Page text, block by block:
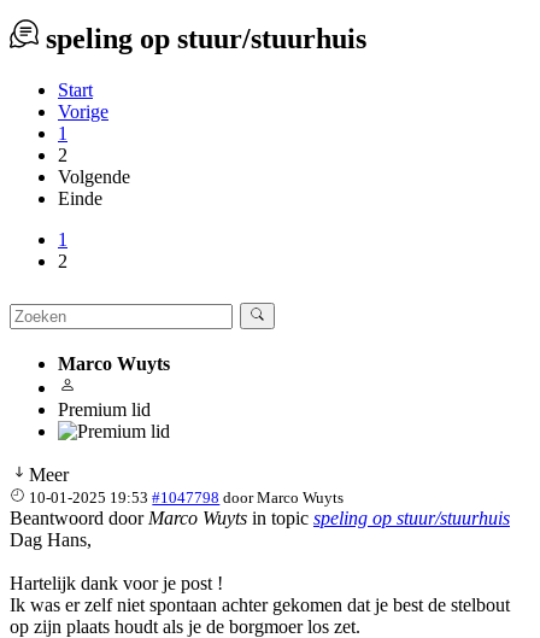
speling op stuur/stuurhuis
Start
Vorige
1
2
Volgende
Einde
1
2
Marco Wuyts
Premium lid
Meer
10-01-2025 19:53 #1047798 doorMarco Wuyts
Beantwoord door Marco Wuyts in topic speling op stuur/stuurhuis
Dag Hans,
Hartelijk dank voor je post !
Ik was er zelf niet spontaan achter gekomen dat je best de stelbout
op zijn plaats houdt als je de borgmoer los zet.